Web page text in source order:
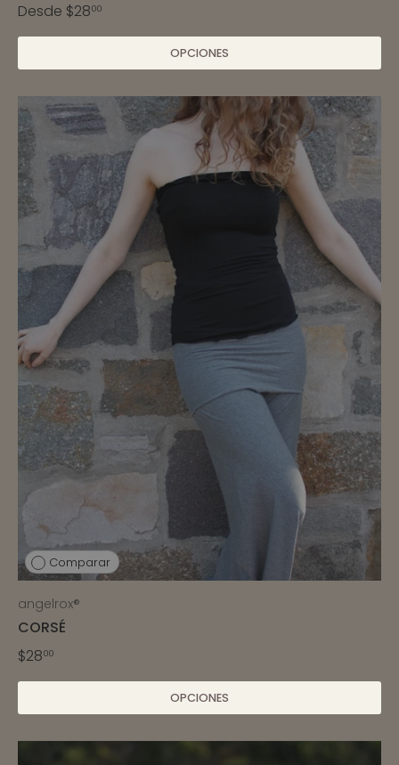
Desde $2800
OPCIONES
Comparar
angelrox®
CORSÉ
$2800
OPCIONES